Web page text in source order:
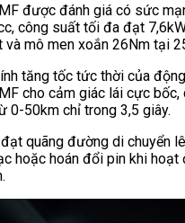
được đánh giá có sức
công suất tối đa đạt
và mô men xoắn 26Nm tại
tăng tốc tức thời của
cho cảm giác lái cực bốc,
0-50km chỉ trong 3,5 giây.
quãng đường di chuyển
hoặc hoán đổi pin khi hoạt